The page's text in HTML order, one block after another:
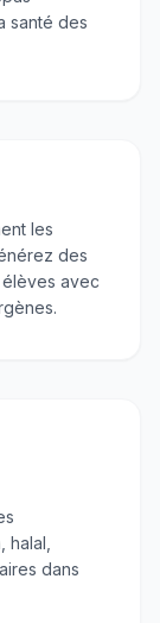
santé des
les
des
avec
dans